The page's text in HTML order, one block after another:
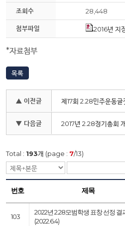
조회수 28,448
첨부파일 2016년 지
*자료첨부
목록
▲ 이전글 제17회 2.28민주운동글
▼ 다음글 2017년 2.28정기총회
Total : 193개 (page : 7/13)
번호 제목
103
2022년 2.28모범학생 표창 선정 결
(2022.6.4)